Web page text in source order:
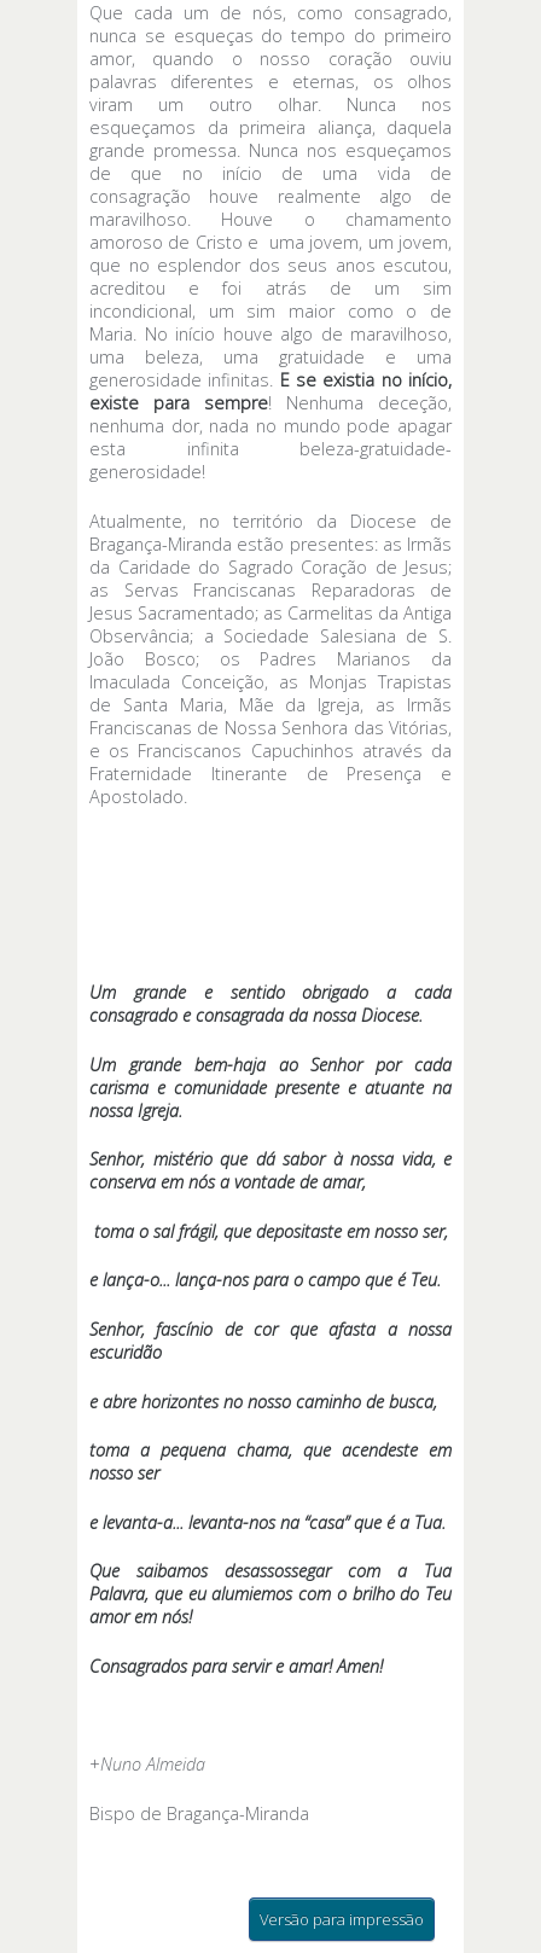
Que cada um de nós, como consagrado,
nunca se esqueças do tempo do primeiro
amor, quando o nosso coração ouviu
palavras diferentes e eternas, os olhos
viram um outro olhar. Nunca nos
esqueçamos da primeira aliança, daquela
grande promessa. Nunca nos esqueçamos
de que no início de uma vida de
consagração houve realmente algo de
maravilhoso. Houve o chamamento
amoroso de Cristo e uma jovem, um jovem,
que no esplendor dos seus anos escutou,
acreditou e foi atrás de um sim
incondicional, um sim maior como o de
Maria. No início houve algo de maravilhoso,
uma beleza, uma gratuidade e uma
generosidade infinitas. E se existia no início,
existe para sempre! Nenhuma deceção,
nenhuma dor, nada no mundo pode apagar
esta infinita beleza-gratuidade-
generosidade!
Atualmente, no território da Diocese de
Bragança-Miranda estão presentes: as Irmãs
da Caridade do Sagrado Coração de Jesus;
as Servas Franciscanas Reparadoras de
Jesus Sacramentado; as Carmelitas da Antiga
Observância; a Sociedade Salesiana de S.
João Bosco; os Padres Marianos da
Imaculada Conceição, as Monjas Trapistas
de Santa Maria, Mãe da Igreja, as Irmãs
Franciscanas de Nossa Senhora das Vitórias,
e os Franciscanos Capuchinhos através da
Fraternidade Itinerante de Presença e
Apostolado.
Um grande e sentido obrigado a cada
consagrado e consagrada da nossa Diocese.
Um grande bem-haja ao Senhor por cada
carisma e comunidade presente e atuante na
nossa Igreja.
Senhor, mistério que dá sabor à nossa vida, e
conserva em nós a vontade de amar,
toma o sal frágil, que depositaste em nosso ser,
e lança-o... lança-nos para o campo que é Teu.
Senhor, fascínio de cor que afasta a nossa
escuridão
e abre horizontes no nosso caminho de busca,
toma a pequena chama, que acendeste em
nosso ser
e levanta-a... levanta-nos na “casa” que é a Tua.
Que saibamos desassossegar com a Tua
Palavra, que eu alumiemos com o brilho do Teu
amor em nós!
Consagrados para servir e amar! Amen!
+Nuno Almeida
Bispo de Bragança-Miranda
Versão para impressão